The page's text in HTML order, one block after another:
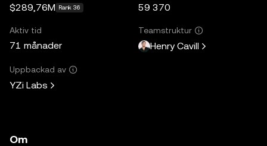
$289,76M Rank 36 59 370
Aktiv tid
71 månader
Teamstruktur
Henry Cavill
Uppbackad av
YZi Labs
Om